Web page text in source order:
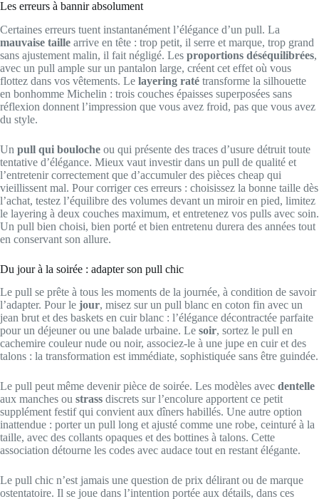
Les erreurs à bannir absolument
Certaines erreurs tuent instantanément l’élégance d’un pull. La
mauvaise taille arrive en tête : trop petit, il serre et marque, trop grand
sans ajustement malin, il fait négligé. Les proportions déséquilibrées,
avec un pull ample sur un pantalon large, créent cet effet où vous
flottez dans vos vêtements. Le layering raté transforme la silhouette
en bonhomme Michelin : trois couches épaisses superposées sans
réflexion donnent l’impression que vous avez froid, pas que vous avez
du style.
Un pull qui bouloche ou qui présente des traces d’usure détruit toute
tentative d’élégance. Mieux vaut investir dans un pull de qualité et
l’entretenir correctement que d’accumuler des pièces cheap qui
vieillissent mal. Pour corriger ces erreurs : choisissez la bonne taille dès
l’achat, testez l’équilibre des volumes devant un miroir en pied, limitez
le layering à deux couches maximum, et entretenez vos pulls avec soin.
Un pull bien choisi, bien porté et bien entretenu durera des années tout
en conservant son allure.
Du jour à la soirée : adapter son pull chic
Le pull se prête à tous les moments de la journée, à condition de savoir
l’adapter. Pour le jour, misez sur un pull blanc en coton fin avec un
jean brut et des baskets en cuir blanc : l’élégance décontractée parfaite
pour un déjeuner ou une balade urbaine. Le soir, sortez le pull en
cachemire couleur nude ou noir, associez-le à une jupe en cuir et des
talons : la transformation est immédiate, sophistiquée sans être guindée.
Le pull peut même devenir pièce de soirée. Les modèles avec dentelle
aux manches ou strass discrets sur l’encolure apportent ce petit
supplément festif qui convient aux dîners habillés. Une autre option
inattendue : porter un pull long et ajusté comme une robe, ceinturé à la
taille, avec des collants opaques et des bottines à talons. Cette
association détourne les codes avec audace tout en restant élégante.
Le pull chic n’est jamais une question de prix délirant ou de marque
ostentatoire. Il se joue dans l’intention portée aux détails, dans ces